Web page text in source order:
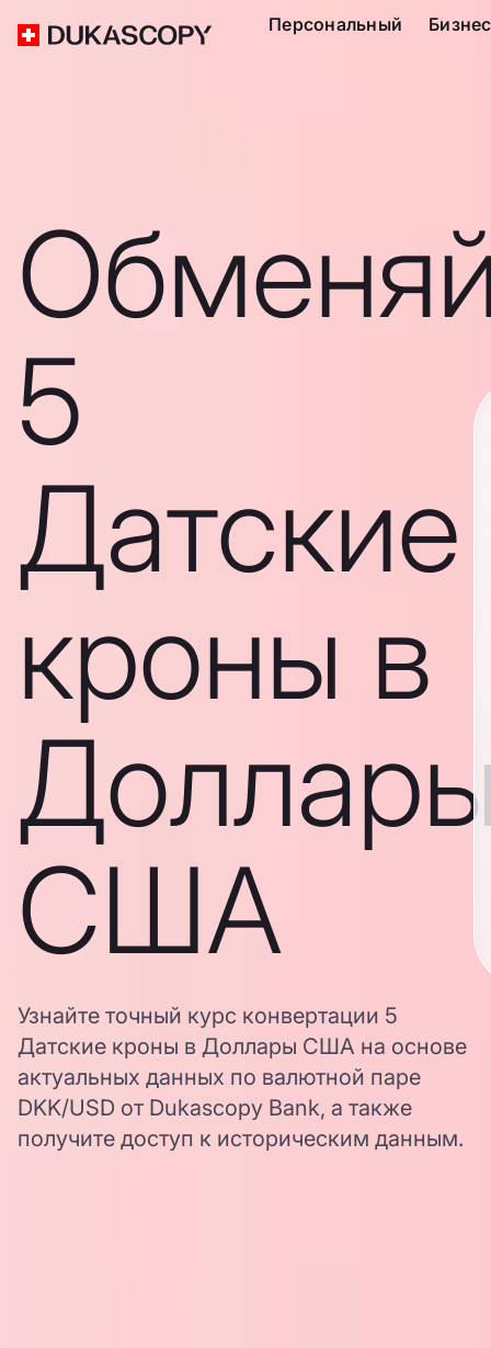
Персональный Бизнес
5
Датские
кроны в
США
Узнайте точный курс конвертации 5
Датские кроны в Доллары США на основе
актуальных данных по валютной паре
DKK/USD от Dukascopy Bank, а также
получите доступ к историческим данным.